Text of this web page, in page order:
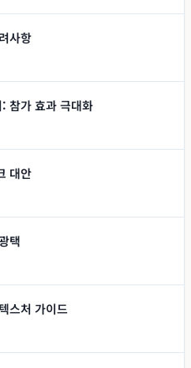
사항
참가 효과 극대화
대안
택
스처 가이드